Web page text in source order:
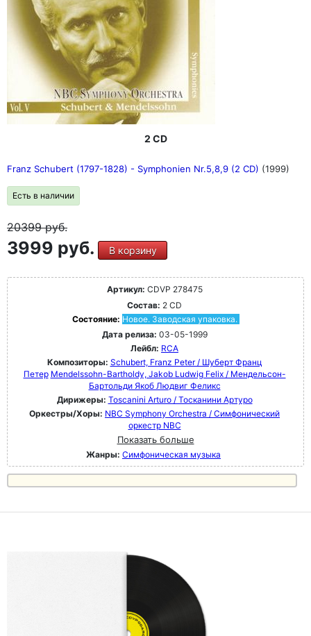
2 CD
Franz Schubert (1797-1828) - Symphonien Nr.5,8,9 (2 CD) (1999)
Есть в наличии
20399руб.
3999 руб. В корзину
Артикул: CDVP 278475
Состав: 2 CD
Состояние: Новое. Заводская упаковка.
Дата релиза: 03-05-1999
Лейбл: RCA
Композиторы: Schubert, Franz Peter / Шуберт Франц
Петер Mendelssohn-Bartholdy, Jakob Ludwig Felix / Мендельсон-
Бартольди Якоб Людвиг Феликс
Дирижеры: Toscanini Arturo / Тосканини Артуро
Оркестры/Хоры: NBC Symphony Orchestra / Симфонический
оркестр NBC
Показать больше
Жанры: Симфоническая музыка